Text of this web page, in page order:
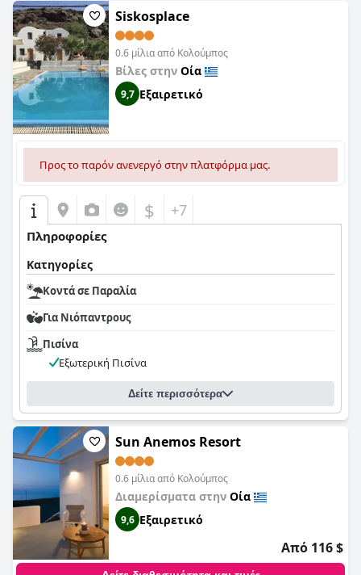
Siskosplace
0.6 μίλια από Κολούμπος
Βίλες στην Οία
9,7 Εξαιρετικό
Προς το παρόν ανενεργό στην πλατφόρμα μας.
$ +7
Πληροφορίες
Κατηγορίες
Κοντά σε Παραλία
Για Νιόπαντρους
Πισίνα
Εξωτερική Πισίνα
Δείτε περισσότερα
Sun Anemos Resort
0.6 μίλια από Κολούμπος
Διαμερίσματα στην Οία
9,6 Εξαιρετικό
Από 116 $